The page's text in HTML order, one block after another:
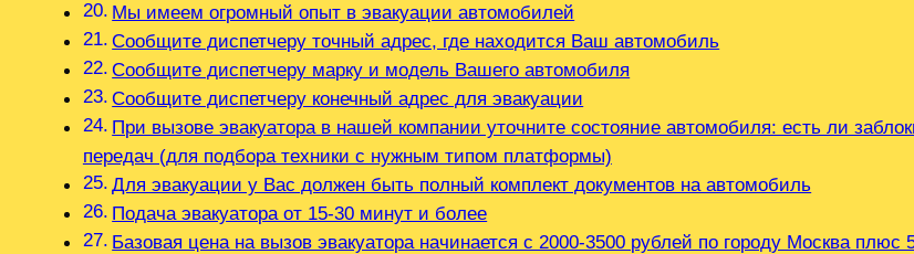
Мы имеем огромный опыт в эвакуации автомобилей
Сообщите диспетчеру точный адрес, где находится Ваш автомобиль
Сообщите диспетчеру марку и модель Вашего автомобиля
Сообщите диспетчеру конечный адрес для эвакуации
При вызове эвакуатора в нашей компании уточните состояние автомобиля: есть ли
передач (для подбора техники с нужным типом платформы)
Для эвакуации у Вас должен быть полный комплект документов на автомобиль
Подача эвакуатора от 15-30 минут и более
Базовая цена на вызов эвакуатора начинается с 2000-3500 рублей по городу Москва